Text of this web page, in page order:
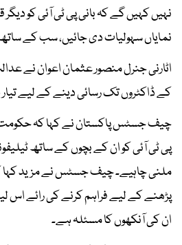
نہیں کہیں گے کہ بانی پی ٹی آئی کو
نمایاں سہولیات دی جائیں، سب کے
اٹارنی جنرل منصور عثمان اعوان نے
کے ڈاکٹروں تک رسائی دینے کے لیے تیار
چیف جسٹس پاکستان نے کہا کہ حکومت
پی ٹی آئی کو ان کے بچوں کے ساتھ
ملنی چاہیے۔ چیف جسٹس نے مزید کہا
پڑھنے کے لیے فراہم کرنے کی رائے اس
ان کی آنکھوں کا مسئلہ ہے۔